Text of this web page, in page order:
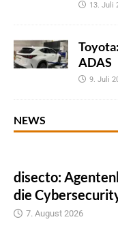
13. Juli
ADAS
9. Juli
NEWS
disecto:
die
7. August 2026